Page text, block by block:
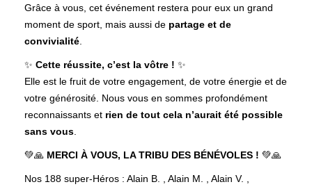
Grâce à vous, cet événement restera pour eux un grand
moment de sport, mais aussi de partage et de
convivialité
✨ Cette réussite, c’est la vôtre ! ✨
Elle est le fruit de votre engagement, de votre énergie et de
votre générosité. Nous vous en sommes profondément
reconnaissants et rien de tout cela n’aurait été possible
sans vous
💚🙏 MERCI À VOUS, LA TRIBU DES BÉNÉVOLES ! 💚🙏
Nos 188 super-Héros : Alain B. , Alain M. , Alain V. ,